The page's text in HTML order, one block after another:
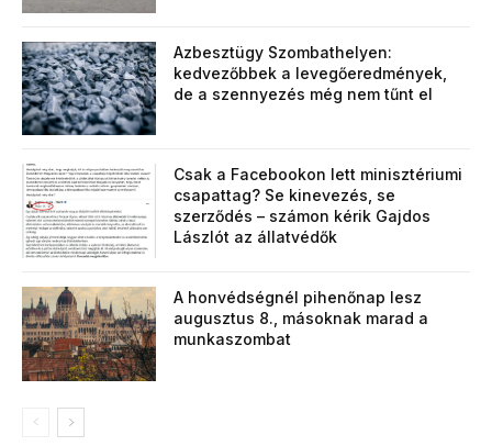
Azbesztügy Szombathelyen:
kedvezőbbek a levegőeredmények,
de a szennyezés még nem tűnt el
Csak a Facebookon lett minisztériumi
csapattag? Se kinevezés, se
szerződés – számon kérik Gajdos
Lászlót az állatvédők
A honvédségnél pihenőnap lesz
augusztus 8., másoknak marad a
munkaszombat